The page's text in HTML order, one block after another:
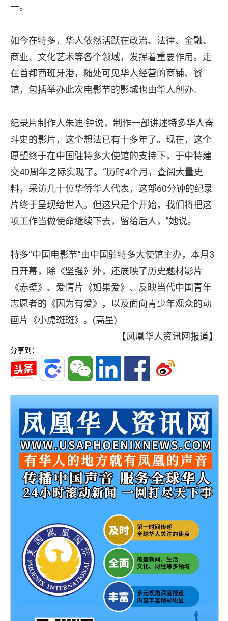
一。
如今在特多，华人依然活跃在政治、法律、金融、
商业、文化艺术等各个领域，发挥着重要作用。走
在首都西班牙港，随处可见华人经营的商铺、餐
馆，包括举办此次电影节的影城也由华人创办。
纪录片制作人朱迪·钟说，制作一部讲述特多华人奋
斗史的影片，这个想法已有十多年了。现在，这个
愿望终于在中国驻特多大使馆的支持下，于中特建
交40周年之际实现了。“历时4个月，查阅大量史
料，采访几十位华侨华人代表，这部60分钟的纪录
片终于呈现给世人。但这只是个开始，我们将把这
项工作当做使命继续下去，留给后人，”她说。
特多“中国电影节”由中国驻特多大使馆主办，本月3
日开幕，除《坚强》外，还展映了历史题材影片
《赤壁》、爱情片《如果爱》、反映当代中国青年
志愿者的《因为有爱》，以及面向青少年观众的动
画片《小虎斑斑》。(高星)
【凤凰华人资讯网报道】
分享到：